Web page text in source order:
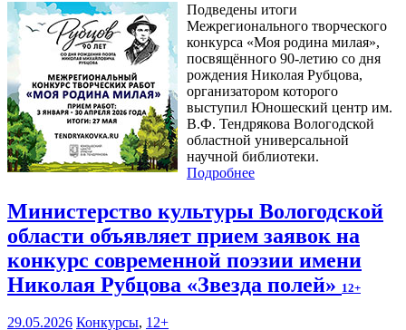
Подведены итоги
Межрегионального творческого
конкурса «Моя родина милая»,
посвящённого 90-летию со дня
рождения Николая Рубцова,
организатором которого
выступил Юношеский центр им.
В.Ф. Тендрякова Вологодской
областной универсальной
научной библиотеки.
Подробнее
Министерство культуры Вологодской
области объявляет прием заявок на
конкурс современной поэзии имени
Николая Рубцова «Звезда полей» 12+
29.05.2026 Конкурсы, 12+